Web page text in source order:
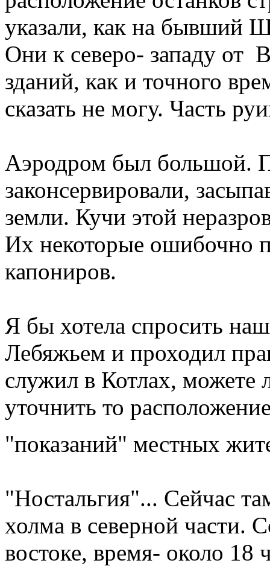
указали, как на бывший
Они к северо- западу от
зданий, как и точного
сказать не могу. Часть
Аэродром был большой.
законсервировали,
земли. Кучи этой
Их некоторые ошибочно
капониров.
Я бы хотела спросить
Лебяжьем и проходил
служил в Котлах, можете
уточнить то
"показаний" местных
"Ностальгия"... Сейчас
холма в северной части.
востоке, время- около 18